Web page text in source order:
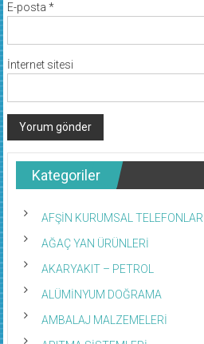
E-posta *
İnternet sitesi
Kategoriler
AFŞİN KURUMSAL TELEFONLAR
AĞAÇ YAN ÜRÜNLERİ
AKARYAKIT – PETROL
ALÜMİNYUM DOĞRAMA
AMBALAJ MALZEMELERİ